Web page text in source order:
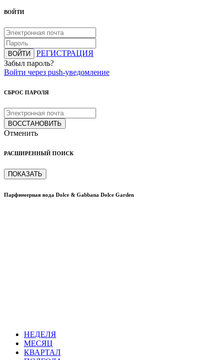
ВОЙТИ
ВОЙТИ
РЕГИСТРАЦИЯ
Забыл пароль?
Войти через push-уведомление
СБРОС ПАРОЛЯ
ВОССТАНОВИТЬ
Отменить
РАСШИРЕННЫЙ ПОИСК
ПОКАЗАТЬ
Парфюмерная вода Dolce & Gabbana Dolce Garden
НЕДЕЛЯ
МЕСЯЦ
КВАРТАЛ